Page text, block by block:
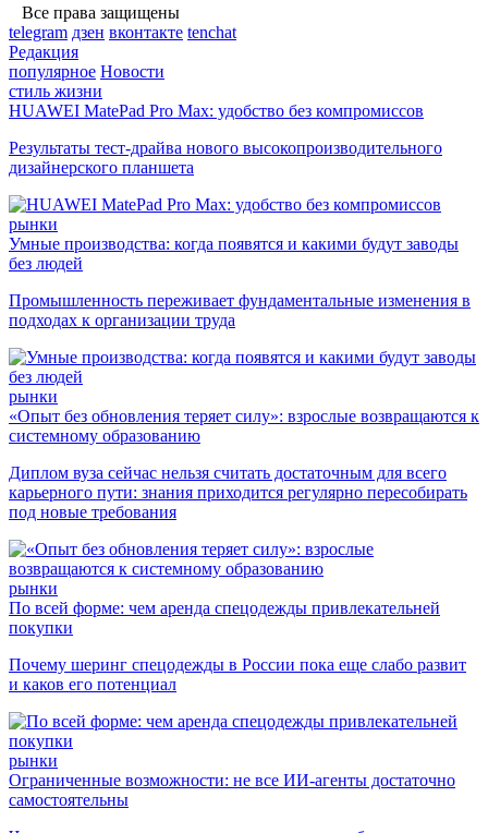
Все права защищены
telegram дзен вконтакте tenchat
Редакция
популярное Новости
стиль жизни
HUAWEI MatePad Pro Max: удобство без компромиссов
Результаты тест-драйва нового высокопроизводительного
дизайнерского планшета
рынки
Умные производства: когда появятся и какими будут заводы
без людей
Промышленность переживает фундаментальные изменения в
подходах к организации труда
рынки
«Опыт без обновления теряет силу»: взрослые возвращаются к
системному образованию
Диплом вуза сейчас нельзя считать достаточным для всего
карьерного пути: знания приходится регулярно пересобирать
под новые требования
рынки
По всей форме: чем аренда спецодежды привлекательней
покупки
Почему шеринг спецодежды в России пока еще слабо развит
и каков его потенциал
рынки
Ограниченные возможности: не все ИИ-агенты достаточно
самостоятельны